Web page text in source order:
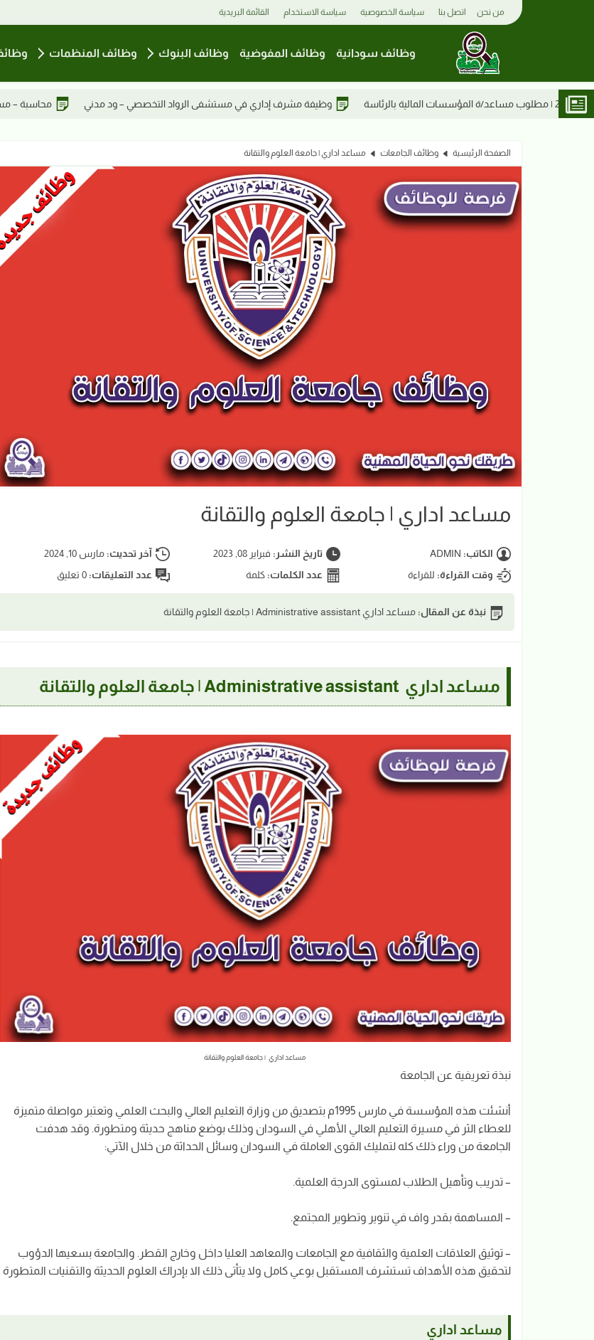
من نحن اتصل بنا سياسة الخصوصية سياسة الاستخدام القائمة البريدية
وظائف سودانية وظائف المفوضية وظائف البنوك وظائف المنظمات
وظيفة مشرف إداري في مستشفى الرواد التخصصي – ود مدني محاسبة – مستشفى الرواد التخصصي
الصفحة الرئيسية وظائف الجامعات مساعد اداري | جامعة العلوم والتقانة
مساعد اداري | جامعة العلوم والتقانة
الكاتب: ADMIN تاريخ النشر: فبراير 08, 2023 آخر تحديث:مارس 10, 2024
وقت القراءة: للقراءة عدد الكلمات: كلمة عدد التعليقات:0 تعليق
نبذة عن المقال: مساعد اداري Administrative assistant | جامعة العلوم والتقانة
مساعد اداري Administrative assistant | جامعة العلوم والتقانة
مساعد اداري | جامعة العلوم والتقانة
نبذة تعريفية عن الجامعة
أنشئت هذه المؤسسة في مارس 1995م بتصديق من وزارة التعليم العالي والبحث العلمي وتعتبر مواصلة متميزة
للعطاء الثر في مسيرة التعليم العالي الأهلي في السودان وذلك بوضع مناهج حديثة ومتطورة. وقد هدفت
الجامعة من وراء ذلك كله لتمليك القوى العاملة في السودان وسائل الحداثة من خلال الآتي:
– تدريب وتأهيل الطلاب لمستوى الدرجة العلمية.
– المساهمة بقدر واف في تنوير وتطوير المجتمع.
– توثيق العلاقات العلمية والثقافية مع الجامعات والمعاهد العليا داخل وخارج القطر. والجامعة بسعيها الدؤوب
لتحقيق هذه الأهداف تستشرف المستقبل بوعي كامل ولا يتأتى ذلك الا بإدراك العلوم الحديثة والتقنيات المتطورة
مساعد اداري